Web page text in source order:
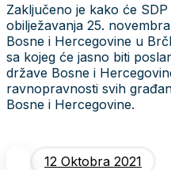
Zaključeno je kako će
obilježavanja 25.
Bosne i Hercegovine u
sa kojeg će jasno biti
države Bosne i
ravnopravnosti svih
Bosne i Hercegovine.
12 Oktobra 2021